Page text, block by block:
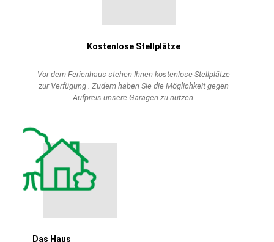
Kostenlose Stellplätze
Vor dem Ferienhaus stehen Ihnen kostenlose Stellplätze
zur Verfügung . Zudem haben Sie die Möglichkeit gegen
Aufpreis unsere Garagen zu nutzen.
Das Haus